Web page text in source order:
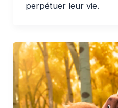
perpétuer leur vie.